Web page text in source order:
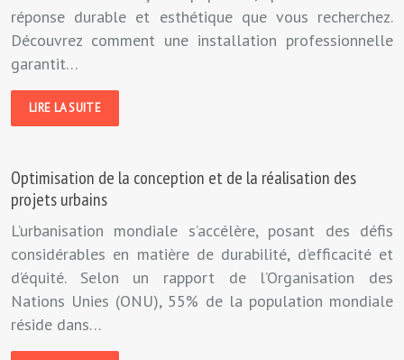
réponse durable et esthétique que vous recherchez.
Découvrez comment une installation professionnelle
garantit…
LIRE LA SUITE
Optimisation de la conception et de la réalisation des
projets urbains
L’urbanisation mondiale s’accélère, posant des défis
considérables en matière de durabilité, d’efficacité et
d’équité. Selon un rapport de l’Organisation des
Nations Unies (ONU), 55% de la population mondiale
réside dans…